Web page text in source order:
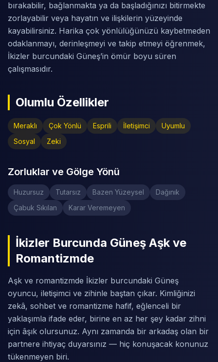
bırakabilir, bağlanmakta ya da başladığınızı bitirmekte
zorlayabilir veya hayatın ve ilişkilerin yüzeyinde
kayabilirsiniz. Harika çok yönlülüğünüzü kaybetmeden
odaklanmayı, derinleşmeyi ve takip etmeyi öğrenmek,
İkizler burcundaki Güneş’in ömür boyu süren
çalışmasıdır.
Olumlu Özellikler
Meraklı Çok Yönlü Esprili İletişimci
Uyumlu
Sosyal
Zeki
Zorluklar ve Gölge Yönü
Huzursuz Tutarsız Bazen Yüzeysel
Dağınık
Çabuk Sıkılan
Karar Veremeyen
İkizler Burcunda Güneş Aşk ve
Romantizmde
Aşk ve romantizmde İkizler burcundaki Güneş
oyuncu, iletişimci ve zihinle baştan çıkar. Kimliğinizi
zekâ, sohbet ve romantizme hafif, eğlenceli bir
yaklaşımla ifade eder, birine en az her şey kadar zihni
için âşık olursunuz. Aynı zamanda bir arkadaş olan bir
partnere ihtiyaç duyarsınız — hiç konuşacak konunuz
tükenmeyen biri.